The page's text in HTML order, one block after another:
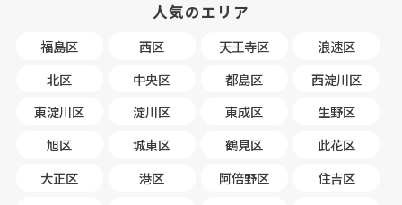
人気のエリア
福島区 西区 天王寺区
浪速区
北区
中央区 都島区
西淀川区
東淀川区
淀川区 東成区
生野区
旭区
城東区 鶴見区
此花区
大正区
港区 阿倍野区
住吉区